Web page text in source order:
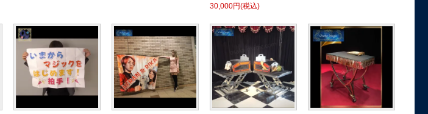
30,000円(税込)